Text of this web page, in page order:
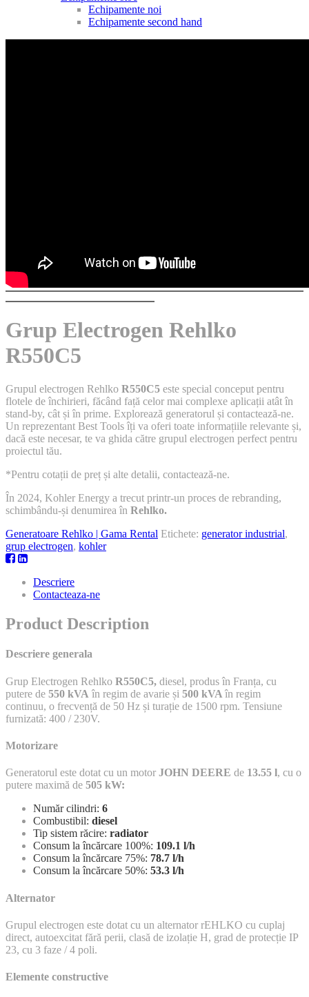
Echipamente noi
Echipamente second hand
Grup Electrogen Rehlko
R550C5
Grupul electrogen Rehlko R550C5 este special conceput pentru
flotele de închirieri, făcând față celor mai complexe aplicații atât în
stand-by, cât și în prime. Explorează generatorul și contactează-ne.
Un reprezentant Best Tools îți va oferi toate informațiile relevante și,
dacă este necesar, te va ghida către grupul electrogen perfect pentru
proiectul tău.
*Pentru cotații de preț și alte detalii, contactează-ne.
În 2024, Kohler Energy a trecut printr-un proces de rebranding,
schimbându-și denumirea în Rehlko.
Generatoare Rehlko | Gama Rental Etichete: generator industrial,
grup electrogen, kohler
Descriere
Contacteaza-ne
Product Description
Descriere generala
Grup Electrogen Rehlko R550C5, diesel, produs în Franța, cu
putere de 550 kVA în regim de avarie și 500 kVA în regim
continuu, o frecvență de 50 Hz și turație de 1500 rpm. Tensiune
furnizată: 400 / 230V.
Motorizare
Generatorul este dotat cu un motor JOHN DEERE de 13.55 l, cu o
putere maximă de 505 kW:
Număr cilindri: 6
Combustibil: diesel
Tip sistem răcire: radiator
Consum la încărcare 100%: 109.1 l/h
Consum la încărcare 75%: 78.7 l/h
Consum la încărcare 50%: 53.3 l/h
Alternator
Grupul electrogen este dotat cu un alternator rEHLKO cu cuplaj
direct, autoexcitat fără perii, clasă de izolație H, grad de protecție IP
23, cu 3 faze / 4 poli.
Elemente constructive